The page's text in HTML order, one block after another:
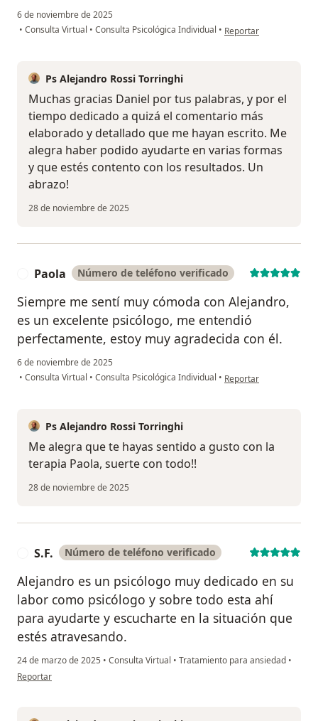
6 de noviembre de 2025
• Consulta Virtual • Consulta Psicológica Individual • en opinión del usuario
Reportar
Ps Alejandro Rossi Torringhi
Muchas gracias Daniel por tus palabras, y por el
tiempo dedicado a quizá el comentario más
elaborado y detallado que me hayan escrito. Me
alegra haber podido ayudarte en varias formas
y que estés contento con los resultados. Un
abrazo!
28 de noviembre de 2025
Paola Número de teléfono verificado
Siempre me sentí muy cómoda con Alejandro,
es un excelente psicólogo, me entendió
perfectamente, estoy muy agradecida con él.
6 de noviembre de 2025
• Consulta Virtual • Consulta Psicológica Individual • en opinión del usuario
Reportar
Ps Alejandro Rossi Torringhi
Me alegra que te hayas sentido a gusto con la
terapia Paola, suerte con todo!!
28 de noviembre de 2025
S.F. Número de teléfono verificado
Alejandro es un psicólogo muy dedicado en su
labor como psicólogo y sobre todo esta ahí
para ayudarte y escucharte en la situación que
estés atravesando.
24 de marzo de 2025 • Consulta Virtual • Tratamiento para ansiedad •
en opinión del usuario S.F.
Reportar